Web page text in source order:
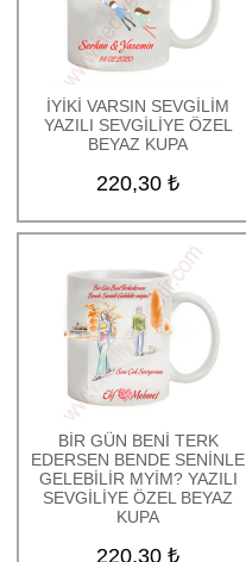
İYİKİ VARSIN SEVGİLİM
YAZILI SEVGİLİYE ÖZEL
BEYAZ KUPA
220,30 ₺
BİR GÜN BENİ TERK
EDERSEN BENDE SENİNLE
GELEBİLİR MYİM? YAZILI
SEVGİLİYE ÖZEL BEYAZ
KUPA
220,30 ₺